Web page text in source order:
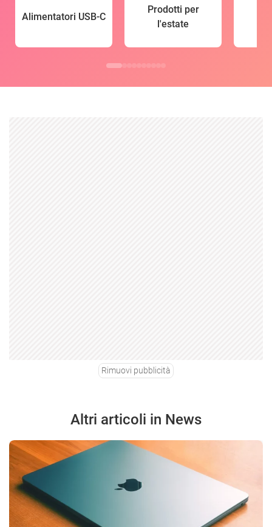
Alimentatori USB-C
Prodotti per
l'estate
Rimuovi pubblicità
Altri articoli in News